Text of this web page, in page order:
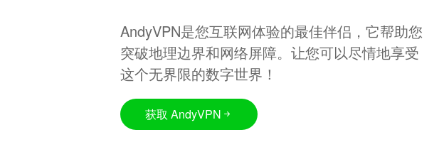
AndyVPN是您互联网体验的最佳伴侣，它帮助您
突破地理边界和网络屏障。让您可以尽情地享受
这个无界限的数字世界！
获取 AndyVPN